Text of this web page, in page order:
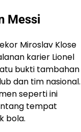
Messi
Miroslav Klose
karier Lionel
bukti tambahan
dan tim nasional.
seperti ini
tempat
bola.